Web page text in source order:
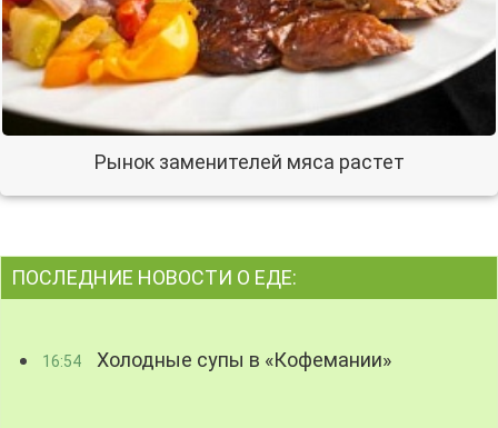
Рынок заменителей мяса растет
ПОСЛЕДНИЕ НОВОСТИ О ЕДЕ:
16:54 Холодные супы в «Кофемании»